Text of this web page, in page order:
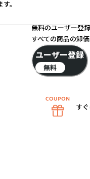
。
無料のユーザー登
すべての商品の卸
ユーザー登録
無料
す